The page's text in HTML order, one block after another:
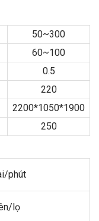
50~300
60~100
0.5
220
2200*1050*1900
250
phút
lọ